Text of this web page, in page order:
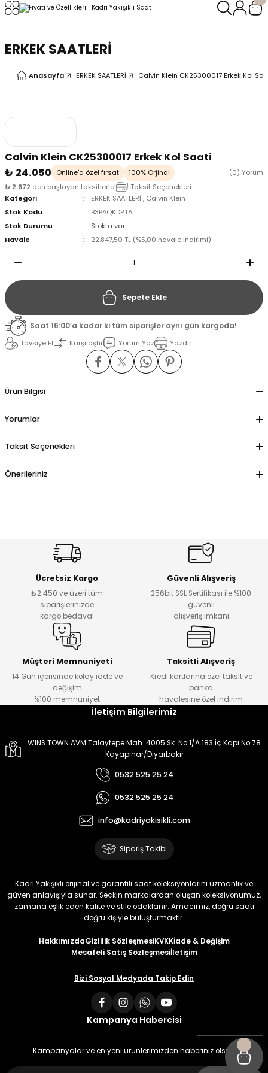
ERKEK SAATLERİ
Anasayfa ERKEK SAATLERİ Calvin Klein CK25300017 Erkek Kol
Calvin Klein CK25300017 Erkek Kol Saati
₺ 24.050
Online'a özel fırsat 100% Orjinal
(0) Yorum
₺ 2.672 den başlayan taksitlerle!
Taksit Seçenekleri
Kategori
ERKEK SAATLERİ , Calvin Klein
Stok Kodu
B3PAQKDRTA
Stok Durumu
Stokta var
Havale
22.847,50 TL (%5,00 havale indirimi)
Sepete Ekle
Saat 16:00’a kadar ki tüm siparişler aynı gün kargoda!
Tavsiye Et
Karşılaştır Yorum Yaz Yazdır
Ürün Bilgisi
Yorumlar
Taksit Seçenekleri
Önerileriniz
Ücretsiz Kargo
₺2.450 ve üzeri tüm
siparişlerinizde
kargo bedava!
Güvenli Alışveriş
256bit SSL Sertifikası ile %100
güvenli
alışveriş imkanı
Müşteri Memnuniyeti
14 Gün içerisinde kolay iade ve
değişim
%100 memnuniyet
Taksitli Alışveriş
Kredi kartlarına özel taksit ve
banka
havalesine özel indirim
İletişim Bilgilerimiz
WINS TOWN AVM Talaytepe Mah. 4005 Sk. No:1/A 183 İç Kapı No:78
Kayapınar/Diyarbakır
0532 525 25 24
0532 525 25 24
info@kadriyakisikli.com
Sipariş Takibi
Kadri Yakışıklı orijinal ve garantili saat koleksiyonlarını uzmanlık ve
güven anlayışıyla sunar. Seçkin markalardan oluşan koleksiyonumuz,
zamana eşlik eden kalite ve stile odaklanır. Amacımız, doğru saati
doğru kişiyle buluşturmaktır.
HakkımızdaGizlilik SözleşmesiKVKKİade & Değişim
Mesafeli Satış Sözleşmesiİletişim
Bizi Sosyal Medyada Takip Edin
Kampanya Habercisi
Kampanyalar ve en yeni ürünlerimizden haberiniz olsun
Geri Dön
Geri Dön